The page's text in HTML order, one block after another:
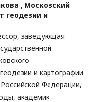
, Московский
геодезии и
заведующая
и картографии
Федерации,
академик